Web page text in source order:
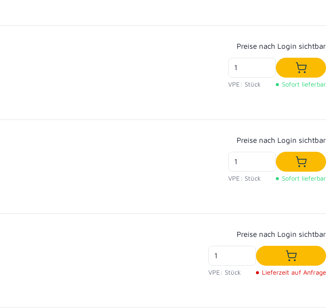
Regulärer Preis:
Preise nach Login sichtbar
VPE: Stück
In den
Sofort lieferbar
Regulärer Preis:
Preise nach Login sichtbar
VPE: Stück
In den
Sofort lieferbar
Regulärer Preis:
Preise nach Login sichtbar
VPE: Stück
In den
Lieferzeit auf Anfrage